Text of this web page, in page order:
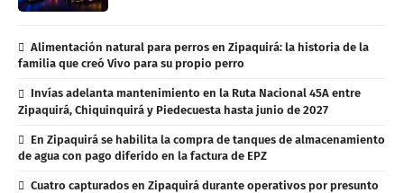
Alimentación natural para perros en Zipaquirá: la historia de la
familia que creó Vivo para su propio perro
Invías adelanta mantenimiento en la Ruta Nacional 45A entre
Zipaquirá, Chiquinquirá y Piedecuesta hasta junio de 2027
En Zipaquirá se habilita la compra de tanques de almacenamiento
de agua con pago diferido en la factura de EPZ
Cuatro capturados en Zipaquirá durante operativos por presunto